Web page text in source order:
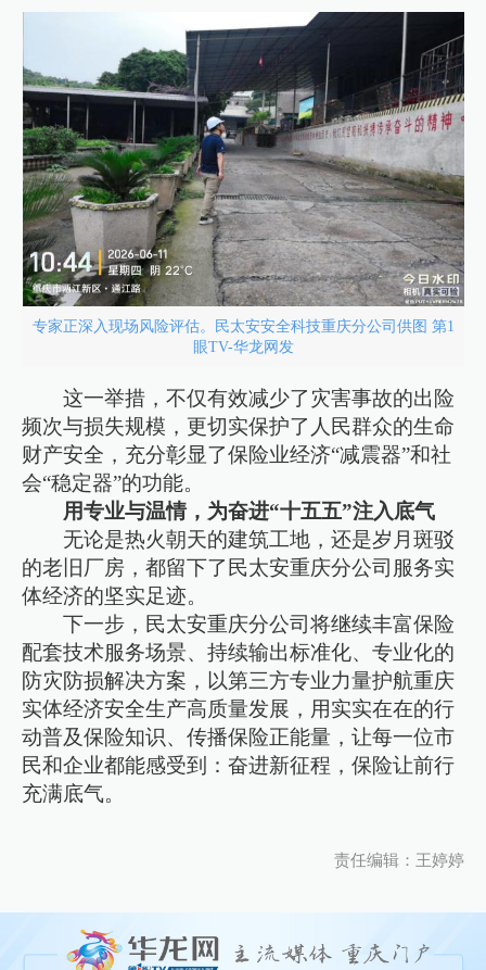
专家正深入现场风险评估。民太安安全科技重庆分公司供图 第1
眼TV-华龙网发
这一举措，不仅有效减少了灾害事故的出险
频次与损失规模，更切实保护了人民群众的生命
财产安全，充分彰显了保险业经济“减震器”和社
会“稳定器”的功能。
用专业与温情，为奋进“十五五”注入底气
无论是热火朝天的建筑工地，还是岁月斑驳
的老旧厂房，都留下了民太安重庆分公司服务实
体经济的坚实足迹。
下一步，民太安重庆分公司将继续丰富保险
配套技术服务场景、持续输出标准化、专业化的
防灾防损解决方案，以第三方专业力量护航重庆
实体经济安全生产高质量发展，用实实在在的行
动普及保险知识、传播保险正能量，让每一位市
民和企业都能感受到：奋进新征程，保险让前行
充满底气。
责任编辑：王婷婷